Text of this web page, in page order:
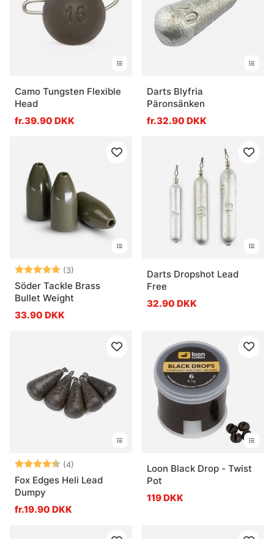
Camo Tungsten Flexible
Head
fr.39.90 DKK
Darts Blyfria
Päronsänken
fr.32.90 DKK
Vurdering: (3)
5.0 ud af 5 stjerner
Söder Tackle Brass
Bullet Weight
33.90 DKK
Darts Dropshot Lead
Free
32.90 DKK
Vurdering: (4)
4.5 ud af 5 stjerner
Fox Edges Heli Lead
Dumpy
fr.19.90 DKK
Loon Black Drop - Twist
Pot
119 DKK